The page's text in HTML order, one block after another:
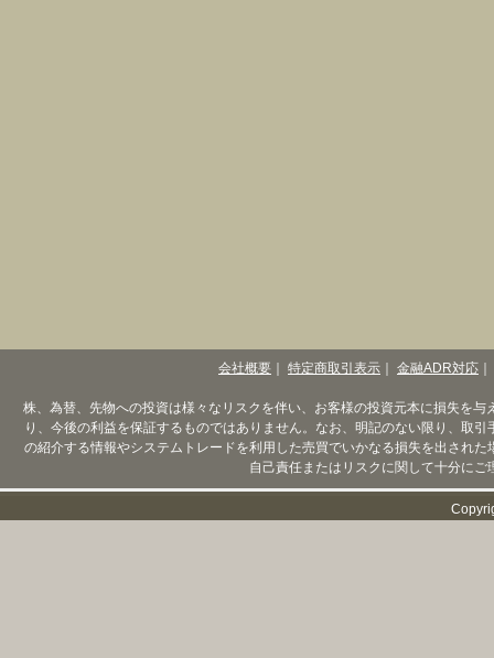
会社概要 特定商取引表示 金融ADR対応
株、為替、先物への投資は様々なリスクを伴い、お客様の投資元本に損失を
り、今後の利益を保証するものではありません。なお、明記のない限り、取
の紹介する情報やシステムトレードを利用した売買でいかなる損失を出され
自己責任またはリスクに関して十分に